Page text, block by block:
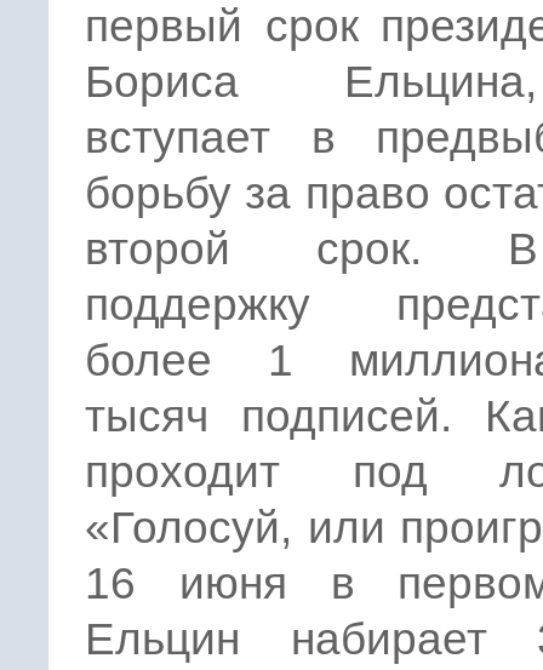
первый срок
Бориса
вступает в
борьбу за право
второй срок.
поддержку
более 1
тысяч подписей.
проходит под
«Голосуй, или
16 июня в
Ельцин набирает